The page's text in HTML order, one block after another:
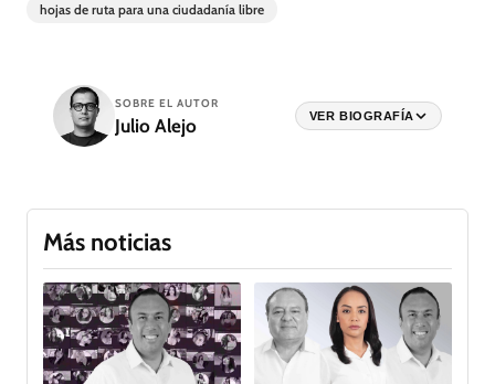
hojas de ruta para una ciudadanía libre
SOBRE EL AUTOR
Julio Alejo VER BIOGRAFÍA
Más noticias